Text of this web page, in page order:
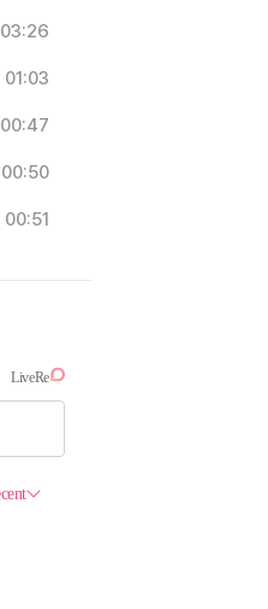
03:26
01:03
00:47
00:50
00:51